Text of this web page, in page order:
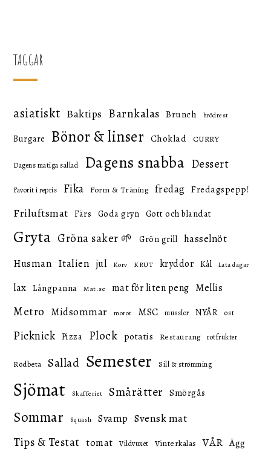
TAGGAR
asiatiskt Baktips Barnkalas Brunch brödrest
Burgare Bönor & linser Choklad CURRY
Dagens matiga sallad Dagens snabba Dessert
Favorit i repris Fika Form & Träning fredag Fredagspepp!
Friluftsmat Färs Goda gryn Gott och blandat
Gryta Gröna saker 🌱 Grön grill hasselnöt
Husman Italien jul Korv KRUT kryddor Kål Lata dagar
lax Långpanna Mat.se mat för liten peng Mellis
Metro Midsommar morot MSC musslor NYÅR ost
Picknick Pizza Plock potatis Restaurang rotfrukter
Rödbeta Sallad Semester Sill & strömming
Sjömat Skafferiet Smårätter Smörgås
Sommar Squash Svamp Svensk mat
Tips & Testat tomat Vildvuxet Vinterkalas VÅR Ägg